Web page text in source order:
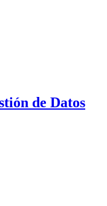
de Datos